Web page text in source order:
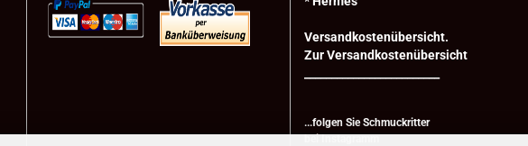
Versandkostenübersicht.
Zur Versandkostenübersicht
...folgen Sie Schmuckritter